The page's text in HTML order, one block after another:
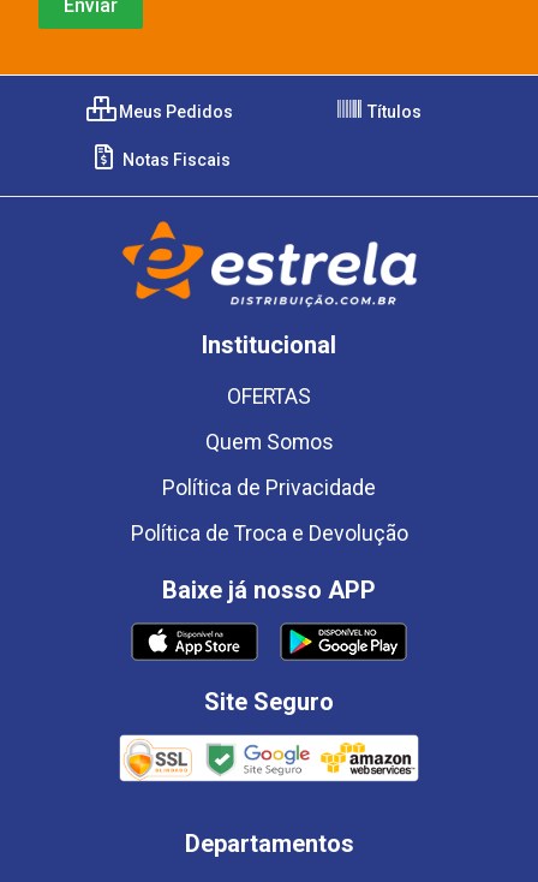
Meus Pedidos Títulos
Notas Fiscais
Institucional
OFERTAS
Quem Somos
Política de Privacidade
Política de Troca e Devolução
Baixe já nosso APP
Site Seguro
Departamentos